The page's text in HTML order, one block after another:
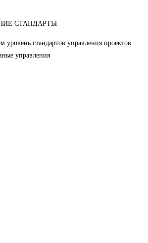
СТАНДАРТЫ
уровень стандартов управления проектов
управления